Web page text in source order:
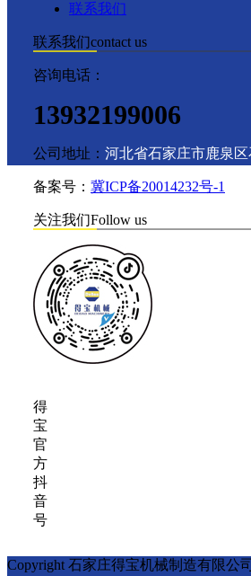
联系我们
联系我们contact us
咨询电话：
13932199006
公司地址： 河北省石家庄市鹿泉
备案号： 冀ICP备20014232号-1
关注我们Follow us
得
宝
官
方
抖
音
号
Copyright 石家庄得宝机械制造有限公